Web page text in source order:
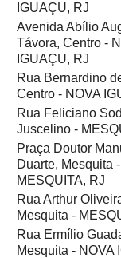
IGUAÇU, RJ
Avenida Abílio
Távora, Centro -
IGUAÇU, RJ
Rua Bernardino
Centro - NOVA
Rua Feliciano
Juscelino -
Praça Doutor
Duarte, Mesquita -
MESQUITA, RJ
Rua Arthur
Mesquita -
Rua Ermílio
Mesquita - NOVA